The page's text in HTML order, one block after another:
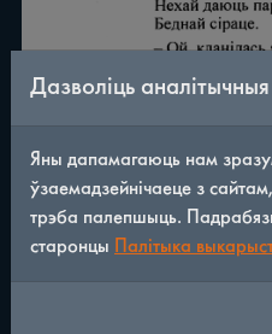
Дазволіць
Яны дапамагаюць нам
ўзаемадзейнічаеце з
трэба палепшыць.
старонцы Палітыка